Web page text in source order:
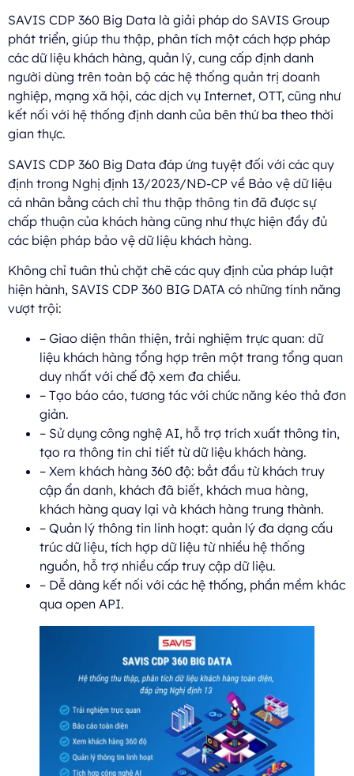
SAVIS CDP 360 Big Data là giải pháp do SAVIS Group
phát triển, giúp thu thập, phân tích một cách hợp pháp
các dữ liệu khách hàng, quản lý, cung cấp định danh
người dùng trên toàn bộ các hệ thống quản trị doanh
nghiệp, mạng xã hội, các dịch vụ Internet, OTT, cũng như
kết nối với hệ thống định danh của bên thứ ba theo thời
gian thực.
SAVIS CDP 360 Big Data đáp ứng tuyệt đối với các quy
định trong Nghị định 13/2023/NĐ-CP về Bảo vệ dữ liệu
cá nhân bằng cách chỉ thu thập thông tin đã được sự
chấp thuận của khách hàng cũng như thực hiện đầy đủ
các biện pháp bảo vệ dữ liệu khách hàng.
Không chỉ tuân thủ chặt chẽ các quy định của pháp luật
hiện hành, SAVIS CDP 360 BIG DATA có những tính năng
vượt trội:
– Giao diện thân thiện, trải nghiệm trực quan: dữ
liệu khách hàng tổng hợp trên một trang tổng quan
duy nhất với chế độ xem đa chiều.
– Tạo báo cáo, tương tác với chức năng kéo thả đơn
giản.
– Sử dụng công nghệ AI, hỗ trợ trích xuất thông tin,
tạo ra thông tin chi tiết từ dữ liệu khách hàng.
– Xem khách hàng 360 độ: bắt đầu từ khách truy
cập ẩn danh, khách đã biết, khách mua hàng,
khách hàng quay lại và khách hàng trung thành.
– Quản lý thông tin linh hoạt: quản lý đa dạng cấu
trúc dữ liệu, tích hợp dữ liệu từ nhiều hệ thống
nguồn, hỗ trợ nhiều cấp truy cập dữ liệu.
– Dễ dàng kết nối với các hệ thống, phần mềm khác
qua open API.